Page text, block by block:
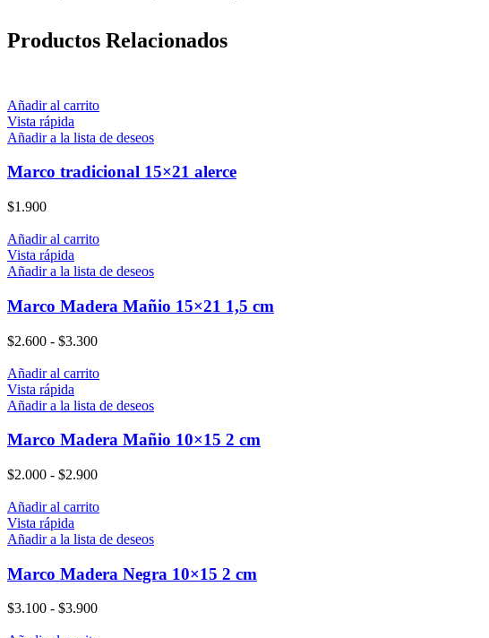
Productos Relacionados
Añadir al carrito
Vista rápida
Añadir a la lista de deseos
Marco tradicional 15×21 alerce
$1.900
Añadir al carrito
Vista rápida
Añadir a la lista de deseos
Marco Madera Mañio 15×21 1,5 cm
$2.600 - $3.300
Añadir al carrito
Vista rápida
Añadir a la lista de deseos
Marco Madera Mañio 10×15 2 cm
$2.000 - $2.900
Añadir al carrito
Vista rápida
Añadir a la lista de deseos
Marco Madera Negra 10×15 2 cm
$3.100 - $3.900